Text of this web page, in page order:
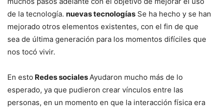
de la tecnología. nuevas tecnologías Se ha hecho y se han
mejorado otros elementos existentes, con el fin de que
sea de última generación para los momentos difíciles que
nos tocó vivir.
En esto Redes socialesAyudaron mucho más de lo
esperado, ya que pudieron crear vínculos entre las
personas, en un momento en que la interacción física era